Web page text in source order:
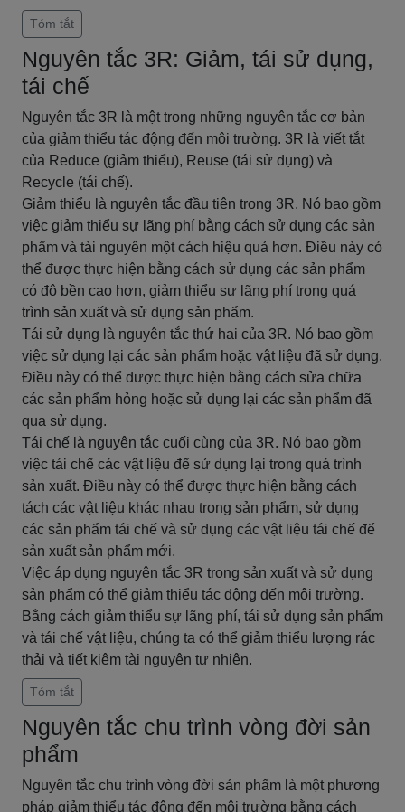
Tóm tắt
Nguyên tắc 3R: Giảm, tái sử dụng,
tái chế
Nguyên tắc 3R là một trong những nguyên tắc cơ bản
của giảm thiểu tác động đến môi trường. 3R là viết tắt
của Reduce (giảm thiểu), Reuse (tái sử dụng) và
Recycle (tái chế).
Giảm thiểu là nguyên tắc đầu tiên trong 3R. Nó bao gồm
việc giảm thiểu sự lãng phí bằng cách sử dụng các sản
phẩm và tài nguyên một cách hiệu quả hơn. Điều này có
thể được thực hiện bằng cách sử dụng các sản phẩm
có độ bền cao hơn, giảm thiểu sự lãng phí trong quá
trình sản xuất và sử dụng sản phẩm.
Tái sử dụng là nguyên tắc thứ hai của 3R. Nó bao gồm
việc sử dụng lại các sản phẩm hoặc vật liệu đã sử dụng.
Điều này có thể được thực hiện bằng cách sửa chữa
các sản phẩm hỏng hoặc sử dụng lại các sản phẩm đã
qua sử dụng.
Tái chế là nguyên tắc cuối cùng của 3R. Nó bao gồm
việc tái chế các vật liệu để sử dụng lại trong quá trình
sản xuất. Điều này có thể được thực hiện bằng cách
tách các vật liệu khác nhau trong sản phẩm, sử dụng
các sản phẩm tái chế và sử dụng các vật liệu tái chế để
sản xuất sản phẩm mới.
Việc áp dụng nguyên tắc 3R trong sản xuất và sử dụng
sản phẩm có thể giảm thiểu tác động đến môi trường.
Bằng cách giảm thiểu sự lãng phí, tái sử dụng sản phẩm
và tái chế vật liệu, chúng ta có thể giảm thiểu lượng rác
thải và tiết kiệm tài nguyên tự nhiên.
Tóm tắt
Nguyên tắc chu trình vòng đời sản
phẩm
Nguyên tắc chu trình vòng đời sản phẩm là một phương
pháp giảm thiểu tác động đến môi trường bằng cách